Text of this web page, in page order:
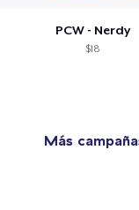
PCW - Nerdy
$18
Más